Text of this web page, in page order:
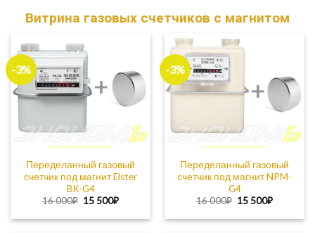
Витрина газовых счетчиков c магнитом
-3%
Переделанный газовый
счетчик под магнит Elster
BК-G4
16 000₽ Первоначальная
составляла
15 500₽Текущая
15
-3%
Переделанный газовый
счетчик под магнит NPM-
G4
16 000₽ Первоначальная
составляла
15 500₽Текущая
15